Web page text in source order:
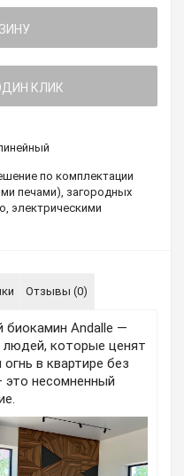
КЛИК
по комплектации
печами), загородных
электрическими
Отзывы (0)
биокамин Andalle —
которые ценят
в квартире без
несомненный